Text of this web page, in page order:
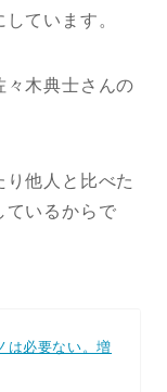
ています。
々木典士さんの
他人と比べた
ているからで
は必要ない。増